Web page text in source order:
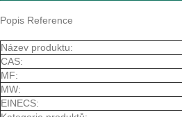
Popis Reference
Název produktu:
CAS:
MF:
MW:
EINECS: